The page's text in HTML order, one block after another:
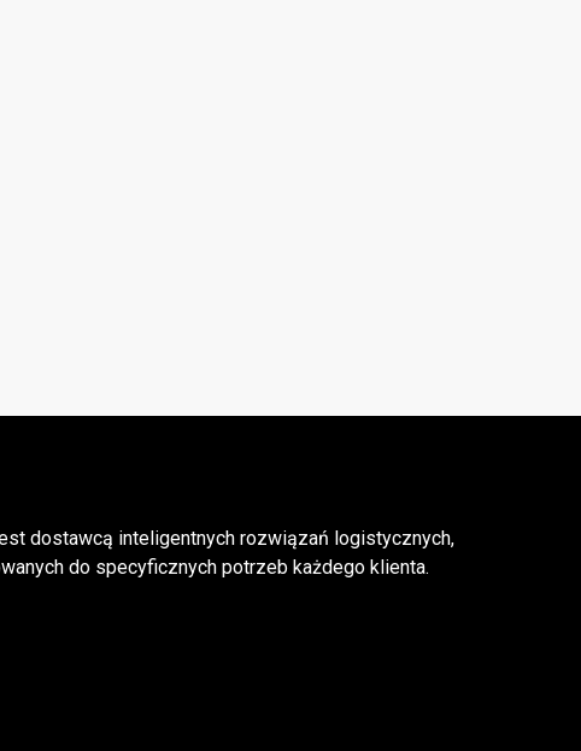
dostawcą inteligentnych rozwiązań logistycznych,
do specyficznych potrzeb każdego klienta.